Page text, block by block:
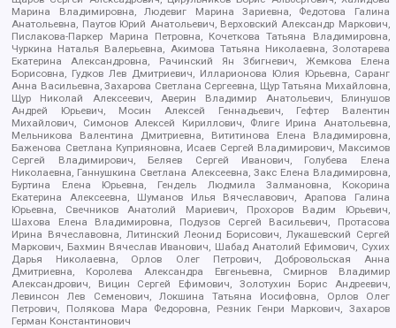
Марина Владимировна, Людевиг Марина Зариевна, Федотова Галина
Анатольевна, Паутов Юрий Анатольевич, Верховский Александр Маркович,
Пислакова-Паркер Марина Петровна, Кочеткова Татьяна Владимировна,
Чуркина Наталья Валерьевна, Акимова Татьяна Николаевна, Золотарева
Екатерина Александровна, Рачинский Ян Збигневич, Жемкова Елена
Борисовна, Гудков Лев Дмитриевич, Илларионова Юлия Юрьевна, Саранг
Анна Васильевна, Захарова Светлана Сергеевна, Щур Татьяна Михайловна,
Щур Николай Алексеевич, Аверин Владимир Анатольевич, Блинушов
Андрей Юрьевич, Мосин Алексей Геннадьевич, Гефтер Валентин
Михайлович, Симонов Алексей Кириллович, Флиге Ирина Анатольевна,
Мельникова Валентина Дмитриевна, Вититинова Елена Владимировна,
Баженова Светлана Куприяновна, Исаев Сергей Владимирович, Максимов
Сергей Владимирович, Беляев Сергей Иванович, Голубева Елена
Николаевна, Ганнушкина Светлана Алексеевна, Закс Елена Владимировна,
Буртина Елена Юрьевна, Гендель Людмила Залмановна, Кокорина
Екатерина Алексеевна, Шуманов Илья Вячеславович, Арапова Галина
Юрьевна, Свечников Анатолий Мариевич, Прохоров Вадим Юрьевич,
Шахова Елена Владимировна, Подузов Сергей Васильевич, Протасова
Ирина Вячеславовна, Литинский Леонид Борисович, Лукашевский Сергей
Маркович, Бахмин Вячеслав Иванович, Шабад Анатолий Ефимович, Сухих
Дарья Николаевна, Орлов Олег Петрович, Добровольская Анна
Дмитриевна, Королева Александра Евгеньевна, Смирнов Владимир
Александрович, Вицин Сергей Ефимович, Золотухин Борис Андреевич,
Левинсон Лев Семенович, Локшина Татьяна Иосифовна, Орлов Олег
Петрович, Полякова Мара Федоровна, Резник Генри Маркович, Захаров
Герман Константинович